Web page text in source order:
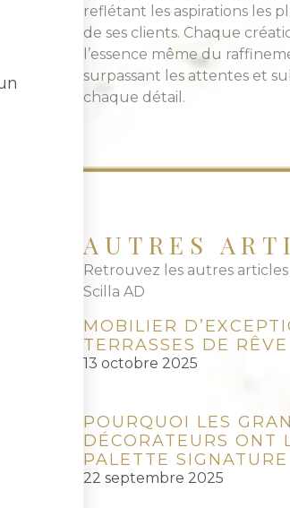
reflétant les aspirations les
de ses clients. Chaque
l’essence même du
surpassant les attentes et
chaque détail.
AUTRES
Retrouvez les autres
Scilla AD
MOBILIER
TERRASSES DE RÊVE
13 octobre 2025
POURQUOI LES
DÉCORATEURS ONT
PALETTE SIGNATURE
22 septembre 2025